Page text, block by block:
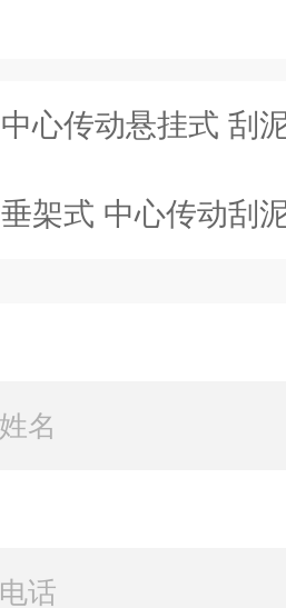
中心传动悬挂式 刮
垂架式 中心传动刮